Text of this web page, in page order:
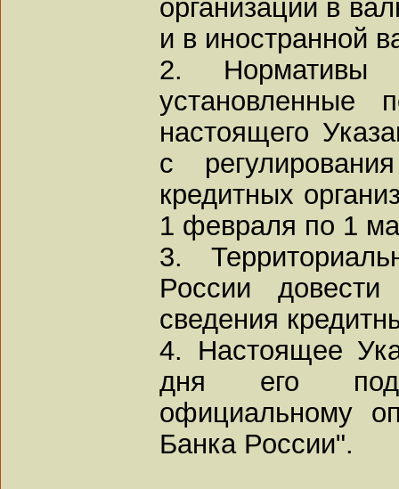
организаций в
и в иностранной
2. Нормативы
установленные
настоящего
с
кредитных
1 февраля по 1
3.
России
сведения
4. Настоящее
дня его
официальному
Банка России".